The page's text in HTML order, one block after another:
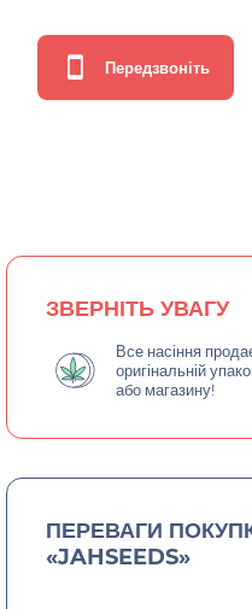
Передзвоніть
ЗВЕРНІТЬ УВАГУ
Все насіння
оригінальній
або магазину!
ПЕРЕВАГИ
«JAHSEEDS»